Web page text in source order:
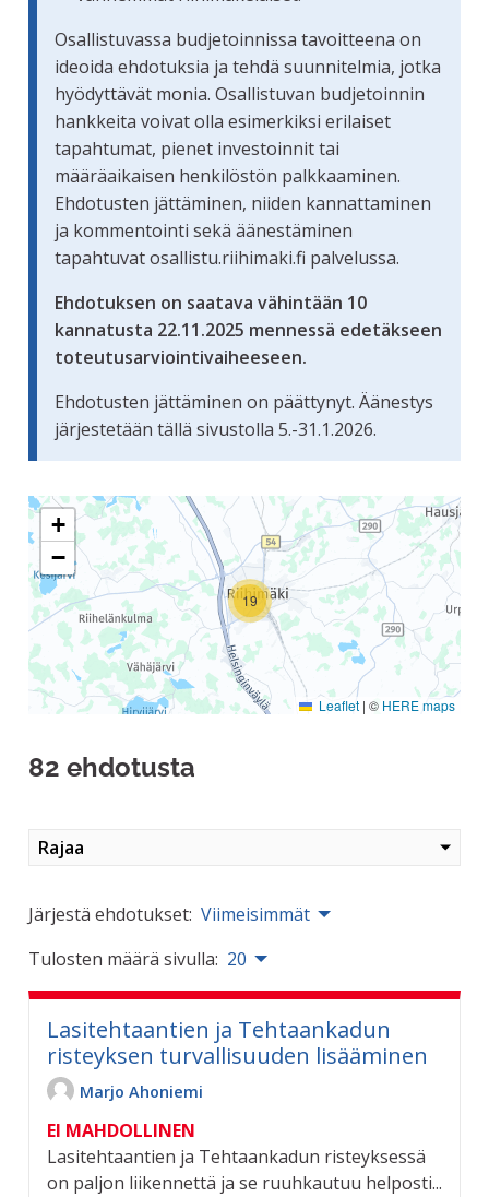
Osallistuvassa budjetoinnissa tavoitteena on
ideoida ehdotuksia ja tehdä suunnitelmia, jotka
hyödyttävät monia. Osallistuvan budjetoinnin
hankkeita voivat olla esimerkiksi erilaiset
tapahtumat, pienet investoinnit tai
määräaikaisen henkilöstön palkkaaminen.
Ehdotusten jättäminen, niiden kannattaminen
ja kommentointi sekä äänestäminen
tapahtuvat osallistu.riihimaki.fi palvelussa.
Ehdotuksen on saatava vähintään 10
kannatusta 22.11.2025 mennessä edetäkseen
toteutusarviointivaiheeseen.
Ehdotusten jättäminen on päättynyt. Äänestys
järjestetään tällä sivustolla 5.-31.1.2026.
Seuraavassa elementissä on kartta, joka esittää
19
+
−
Leaflet | © HERE maps
82 ehdotusta
Rajaa
Järjestä ehdotukset: Viimeisimmät
Tulosten määrä sivulla: 20
Lasitehtaantien ja Tehtaankadun
risteyksen turvallisuuden lisääminen
Marjo Ahoniemi
EI MAHDOLLINEN
Lasitehtaantien ja Tehtaankadun risteyksessä
on paljon liikennettä ja se ruuhkautuu helposti...